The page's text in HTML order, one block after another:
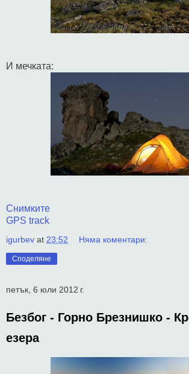
И мечката:
Снимките
GPS track
igurbev at 23:52 Няма коментари:
Споделяне
петък, 6 юли 2012 г.
Безбог - Горно Брезнишко -
езера